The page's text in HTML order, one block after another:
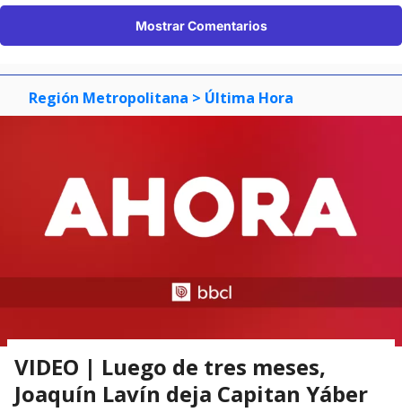
Mostrar Comentarios
Región Metropolitana > Última Hora
VIDEO | Luego de tres meses,
Joaquín Lavín deja Capitan Yáber